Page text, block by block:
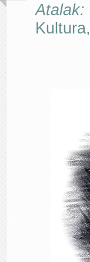
Atalak:
Kultura,